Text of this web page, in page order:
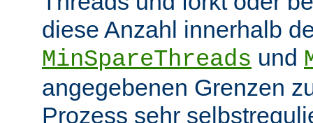
diese Anzahl innerhalb
MinSpareThreads und
angegebenen Grenzen
Prozess sehr